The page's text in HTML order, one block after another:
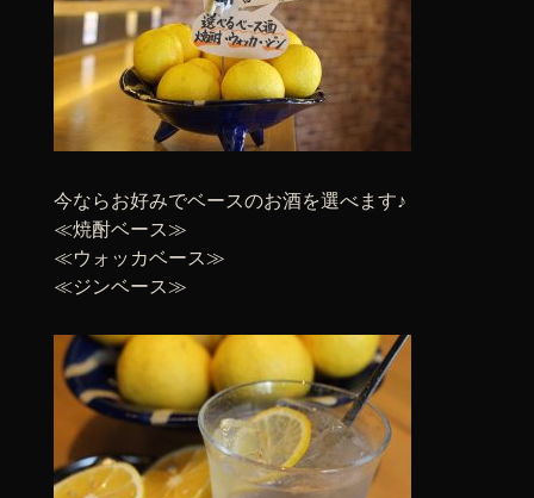
今ならお好みでベースのお酒を選べます♪
≪焼酎ベース≫
≪ウォッカベース≫
≪ジンベース≫